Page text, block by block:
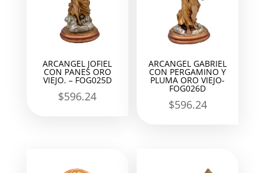
ARCANGEL JOFIEL
CON PANES ORO
VIEJO. – FOG025D
$596.24
ARCANGEL GABRIEL
CON PERGAMINO Y
PLUMA ORO VIEJO-
FOG026D
$596.24